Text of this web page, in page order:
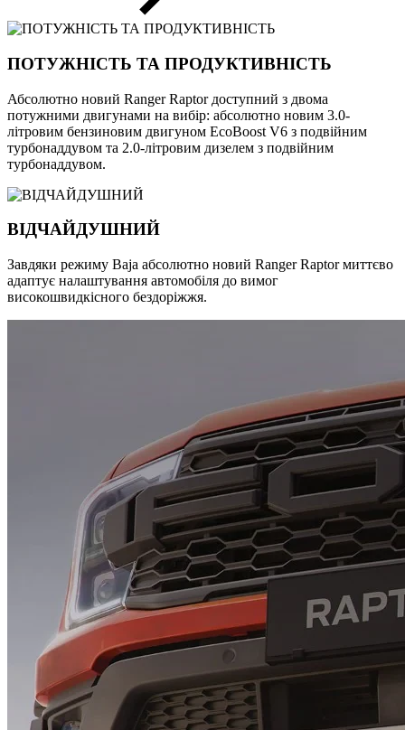
ПОТУЖНІСТЬ ТА ПРОДУКТИВНІСТЬ
Абсолютно новий Ranger Raptor доступний з двома
потужними двигунами на вибір: абсолютно новим 3.0-
літровим бензиновим двигуном EcoBoost V6 з подвійним
турбонаддувом та 2.0-літровим дизелем з подвійним
турбонаддувом.
ВІДЧАЙДУШНИЙ
Завдяки режиму Baja абсолютно новий Ranger Raptor миттєво
адаптує налаштування автомобіля до вимог
високошвидкісного бездоріжжя.